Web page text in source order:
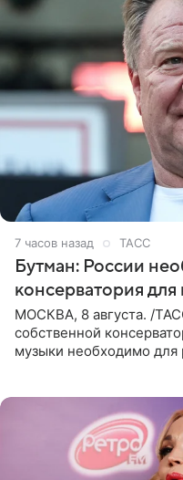
7 часов назад ТАСС
Бутман: России
консерватория
МОСКВА, 8 августа. /
собственной
музыки необходимо для